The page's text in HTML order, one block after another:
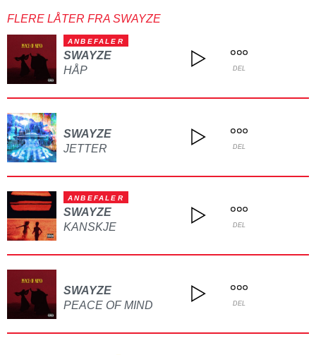
FLERE LÅTER FRA SWAYZE
ANBEFALER
SWAYZE
HÅP
DEL
SWAYZE
JETTER
DEL
ANBEFALER
SWAYZE
KANSKJE
DEL
SWAYZE
PEACE OF MIND
DEL